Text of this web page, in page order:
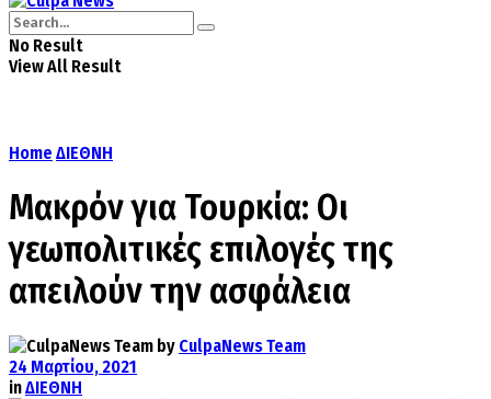
No Result
View All Result
Home ΔΙΕΘΝΗ
Μακρόν για Τουρκία: Οι
γεωπολιτικές επιλογές της
απειλούν την ασφάλεια
by CulpaNews Team
24 Μαρτίου, 2021
inΔΙΕΘΝΗ